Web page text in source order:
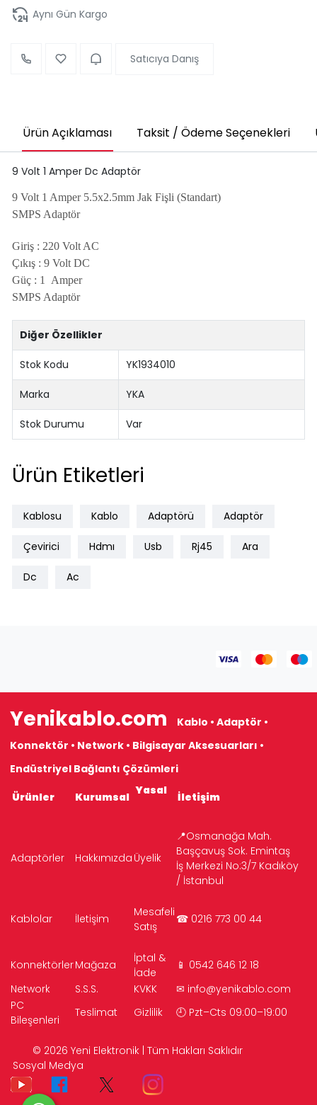
Aynı Gün Kargo
Satıcıya Danış
Ürün Açıklaması Taksit / Ödeme Seçenekleri
9 Volt 1 Amper Dc Adaptör
9 Volt 1 Amper 5.5x2.5mm Jak Fişli (Standart)
SMPS Adaptör
Giriş : 220 Volt AC
Çıkış : 9 Volt DC
Güç : 1 Amper
SMPS Adaptör
Diğer Özellikler
Stok Kodu YK1934010
Marka YKA
Stok Durumu Var
Ürün Etiketleri
Kablosu Kablo Adaptörü Adaptör
Çevirici Hdmı Usb Rj45 Ara
Dc Ac
Yenikablo.com
Kablo • Adaptör •
Konnektör • Network • Bilgisayar Aksesuarları •
Endüstriyel Bağlantı Çözümleri
Ürünler
Kurumsal Yasal İletişim
Adaptörler Hakkımızda Üyelik
📍Osmanağa Mah.
Başçavuş Sok. Emintaş
İş Merkezi No:3/7 Kadıköy
/ İstanbul
Kablolar İletişim
Mesafeli
Satış
☎ 0216 773 00 44
KonnektörlerMağaza
İptal &
İade
📱 0542 646 12 18
Network
S.S.S. KVKK ✉ info@yenikablo.com
PC
Bileşenleri
Teslimat Gizlilik 🕘 Pzt–Cts 09:00–19:00
© 2026 Yeni Elektronik | Tüm Hakları Saklıdır
Sosyal Medya